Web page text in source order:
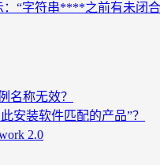
“字符串****之前有未闭合
名称无效？
安装软件匹配的产品”？
2.0